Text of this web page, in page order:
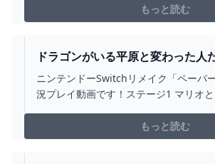
攻略や賢者の遺志の宝箱の取り方につ
ます。ティアキン星見の島について知
もっと読む
ドラゴンがいる平原と変わった人
【ペーパーマリオRPG リメイク
況】 - YOUTUBE
ニンテンドーSwitchリメイク「ペーパ
況プレイ動画です！ステージ1 マリオ
⇒https://youtu.be/joUpAH7E_S0●次
⇒https://youtu.be/PNz14JZAXxc●ペパ
もっと読む